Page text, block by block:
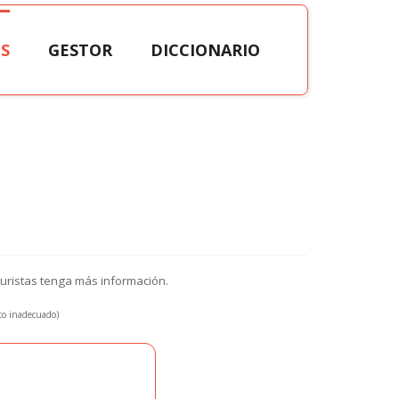
GESTOR DICCIONARIO
tenga más información.
inadecuado)